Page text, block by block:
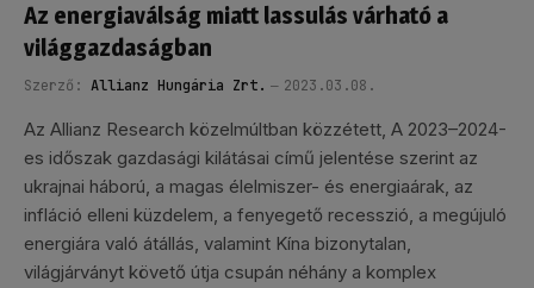
Az energiaválság miatt lassulás várható a
világgazdaságban
Szerző: Allianz Hungária Zrt. 2023.03.08.
Az Allianz Research közelmúltban közzétett, A 2023–2024-
es időszak gazdasági kilátásai című jelentése szerint az
ukrajnai háború, a magas élelmiszer- és energiaárak, az
infláció elleni küzdelem, a fenyegető recesszió, a megújuló
energiára való átállás, valamint Kína bizonytalan,
világjárványt követő útja csupán néhány a komplex